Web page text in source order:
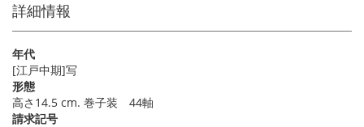
詳細情報
年代
[江戸中期]写
形態
高さ14.5 cm. 巻子装 44軸
請求記号